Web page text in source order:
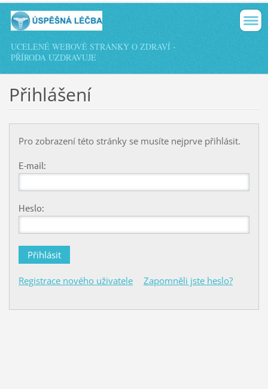
UCELENÉ WEBOVÉ STRÁNKY O ZDRAVÍ -
PŘÍRODA UZDRAVUJE
Přihlášení
Pro zobrazení této stránky se musíte nejprve přihlásit.
E-mail:
Heslo:
Registrace nového uživatele Zapomněli jste heslo?